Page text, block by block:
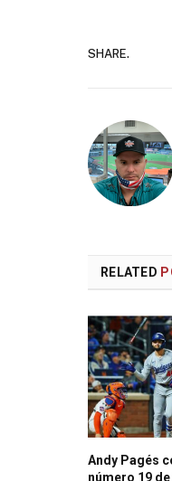
SHARE.
RELATED
Andy Pagés
número 19